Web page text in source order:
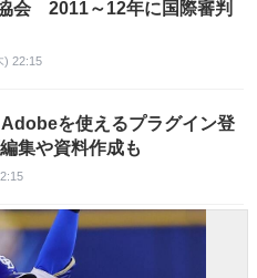
会 2011～12年に国際審判
) 22:15
を使えるプラグイン登
集や資料作成も